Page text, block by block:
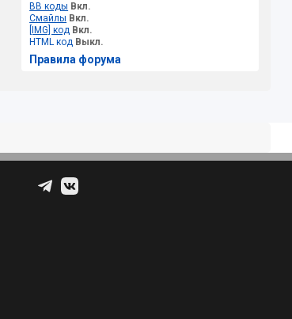
BB коды Вкл.
Смайлы Вкл.
[IMG] код Вкл.
HTML код Выкл.
Правила форума